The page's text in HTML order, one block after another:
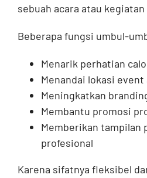
sebuah acara atau
Beberapa fungsi umbul-
Menarik perhatian
Menandai lokasi
Meningkatkan
Membantu promosi
Memberikan tampilan
profesional
Karena sifatnya fleksibel